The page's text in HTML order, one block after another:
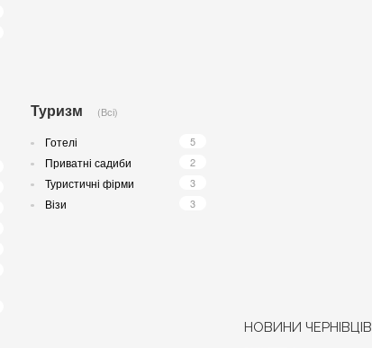
Туризм (Всі)
Готелі 5
Приватні садиби 2
Туристичні фірми 3
Візи 3
НОВИНИ ЧЕРНІВЦІВ